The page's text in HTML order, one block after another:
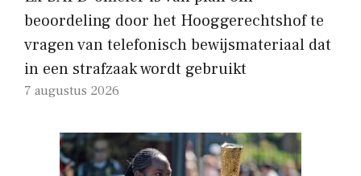
beoordeling door het Hooggerechtshof te
vragen van telefonisch bewijsmateriaal dat
in een strafzaak wordt gebruikt
7 augustus 2026